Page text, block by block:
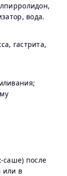
вода.
гастрита,
саше) после
или в